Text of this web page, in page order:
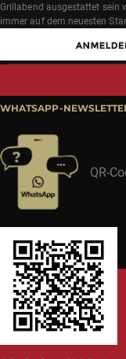
Grillabend ausgestattet sein
immer auf dem neuesten
WHATSAPP-
QR-